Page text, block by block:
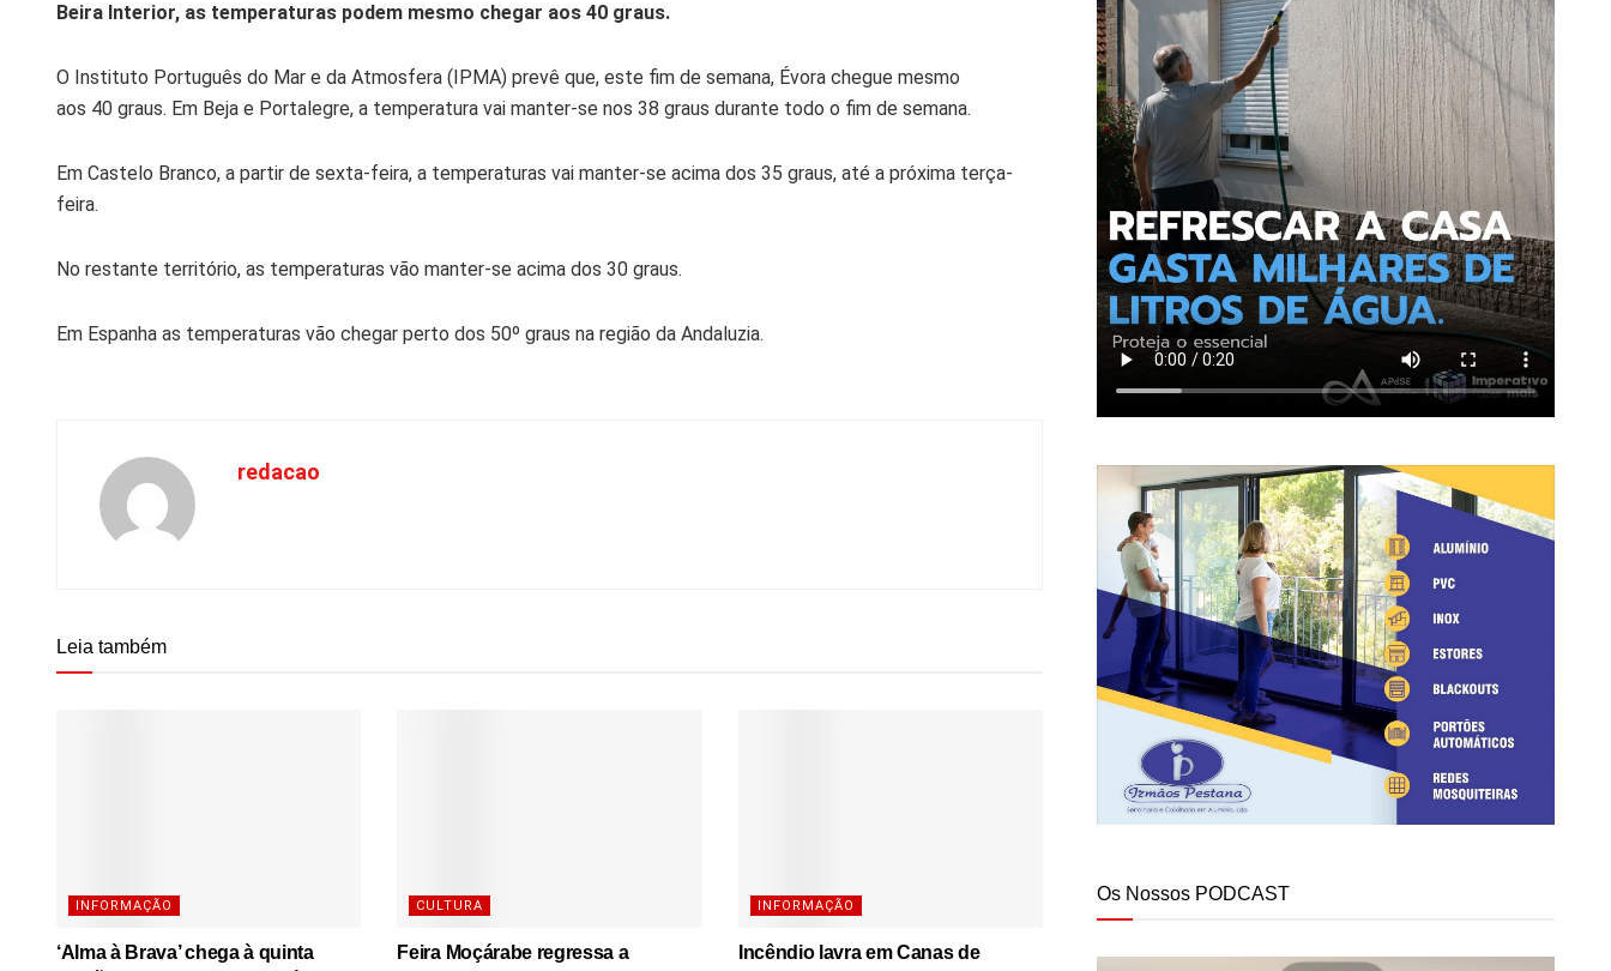
Beira Interior, as temperaturas podem mesmo chegar aos 40 graus.
O Instituto Português do Mar e da Atmosfera (IPMA) prevê que, este fim de semana, Évora chegue mesmo
aos 40 graus. Em Beja e Portalegre, a temperatura vai manter-se nos 38 graus durante todo o fim de semana.
Em Castelo Branco, a partir de sexta-feira, a temperaturas vai manter-se acima dos 35 graus, até a próxima terça-
feira.
No restante território, as temperaturas vão manter-se acima dos 30 graus.
Em Espanha as temperaturas vão chegar perto dos 50º graus na região da Andaluzia.
redacao
Leia também
INFORMAÇÃO
‘Alma à Brava’ chega à quinta
CULTURA
Feira Moçárabe regressa a
INFORMAÇÃO
Incêndio lavra em Canas de
Os Nossos PODCAST